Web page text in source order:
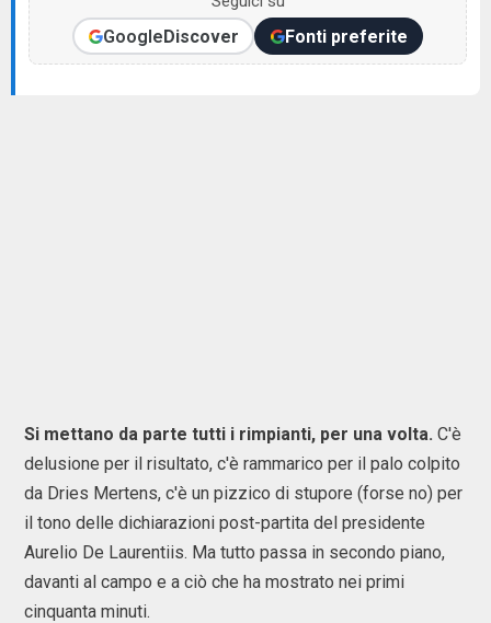
GoogleDiscover Fonti preferite
Si mettano da parte tutti i rimpianti, per una volta. C'è
delusione per il risultato, c'è rammarico per il palo colpito
da Dries Mertens, c'è un pizzico di stupore (forse no) per
il tono delle dichiarazioni post-partita del presidente
Aurelio De Laurentiis. Ma tutto passa in secondo piano,
davanti al campo e a ciò che ha mostrato nei primi
cinquanta minuti.